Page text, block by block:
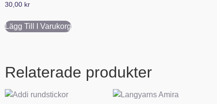
30,00 kr
Lägg Till I Varukorg
Relaterade produkter